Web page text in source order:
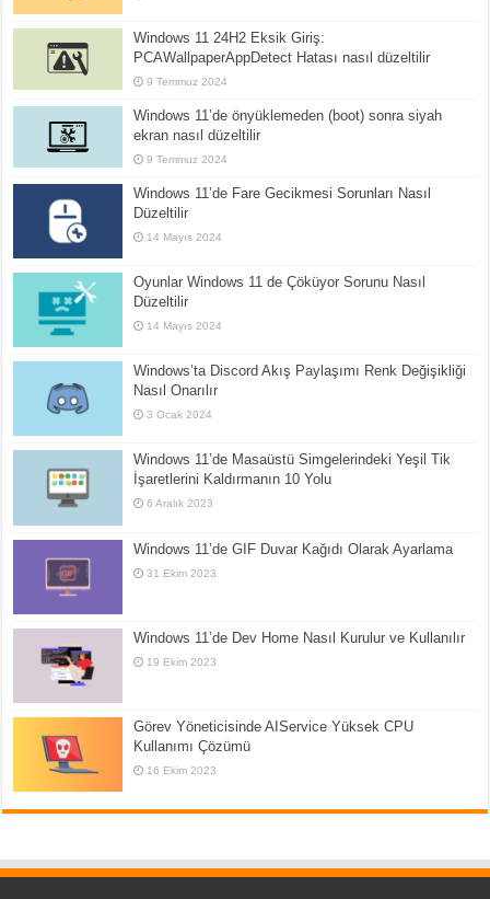
Windows 11 24H2 Eksik Giriş:
PCAWallpaperAppDetect Hatası nasıl düzeltilir
9 Temmuz 2024
Windows 11’de önyüklemeden (boot) sonra siyah
ekran nasıl düzeltilir
9 Temmuz 2024
Windows 11’de Fare Gecikmesi Sorunları Nasıl
Düzeltilir
14 Mayıs 2024
Oyunlar Windows 11 de Çöküyor Sorunu Nasıl
Düzeltilir
14 Mayıs 2024
Windows’ta Discord Akış Paylaşımı Renk Değişikliği
Nasıl Onarılır
3 Ocak 2024
Windows 11’de Masaüstü Simgelerindeki Yeşil Tik
İşaretlerini Kaldırmanın 10 Yolu
6 Aralık 2023
Windows 11’de GIF Duvar Kağıdı Olarak Ayarlama
31 Ekim 2023
Windows 11’de Dev Home Nasıl Kurulur ve Kullanılır
19 Ekim 2023
Görev Yöneticisinde AIService Yüksek CPU
Kullanımı Çözümü
16 Ekim 2023